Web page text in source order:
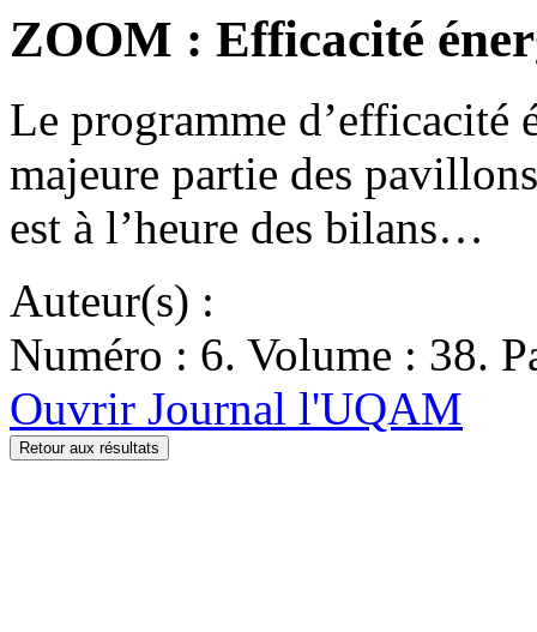
ZOOM : Efficacité
Le programme d’efficacité
majeure partie des
est à l’heure des bilans…
Auteur(s) :
Numéro : 6. Volume : 38.
Ouvrir Journal l'UQAM
Retour aux résultats